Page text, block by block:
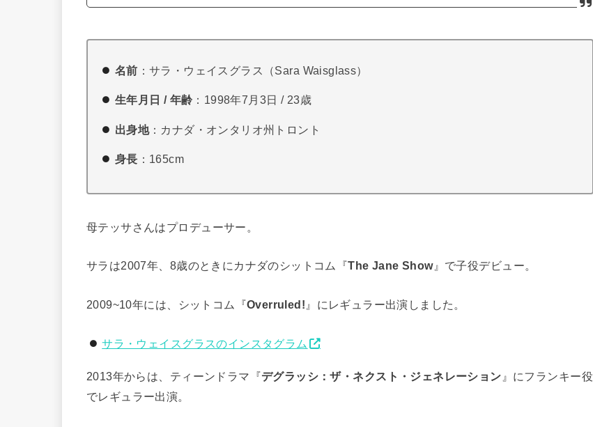
名前 ：サラ・ウェイスグラス（Sara Waisglass）
生年月日 / 年齢 ：1998年7月3日 / 23歳
出身地：カナダ・オンタリオ州トロント
身長 ：165cm
母テッサさんはプロデューサー。
サラは2007年、8歳のときにカナダのシットコム『The Jane Show』で子役デビュー。
2009~10年には、シットコム『Overruled! 』にレギュラー出演しました。
サラ・ウェイスグラスのインスタグラム
2013年からは、ティーンドラマ『デグラッシ：ザ・ネクスト・ジェネレーション 』にフランキー役
でレギュラー出演。